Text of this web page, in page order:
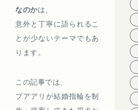
なのかは、
意外と丁寧に語られるこ
とが少ないテーマでもあ
ります。
この記事では、
プアアリが結婚指輪を制